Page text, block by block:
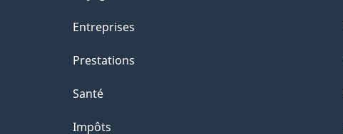
Entreprises
Prestations
Santé
Impôts